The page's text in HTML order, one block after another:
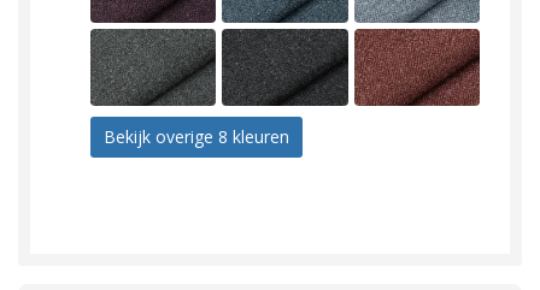
Bekijk overige 8 kleuren